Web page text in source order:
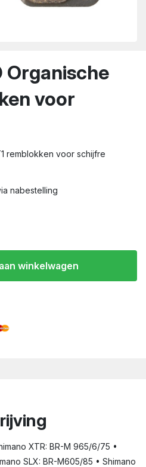
Organische
voor
remblokken voor schijfre
nabestelling
winkelwagen
XTR: BR-M 965/6/75 •
SLX: BR-M605/85 • Shimano